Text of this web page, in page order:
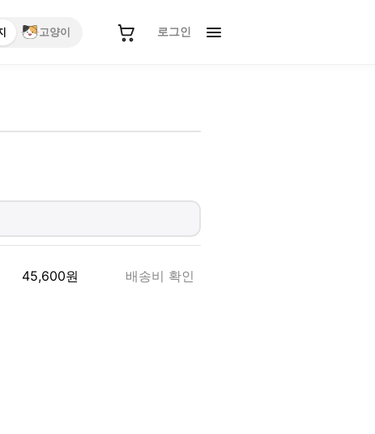
고양이 로그인
45,600원 배송비 확인